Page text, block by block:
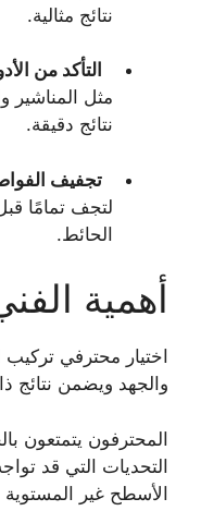
نتائج مثالية.
التأكد من
مثل
نتائج دقيقة.
تجفيف
لتجف تمامًا
الحائط.
أهمية
اختيار محترفي
والجهد ويضمن نتائج
المحترفون يتمتعون
التحديات التي قد
الأسطح غير المستوية